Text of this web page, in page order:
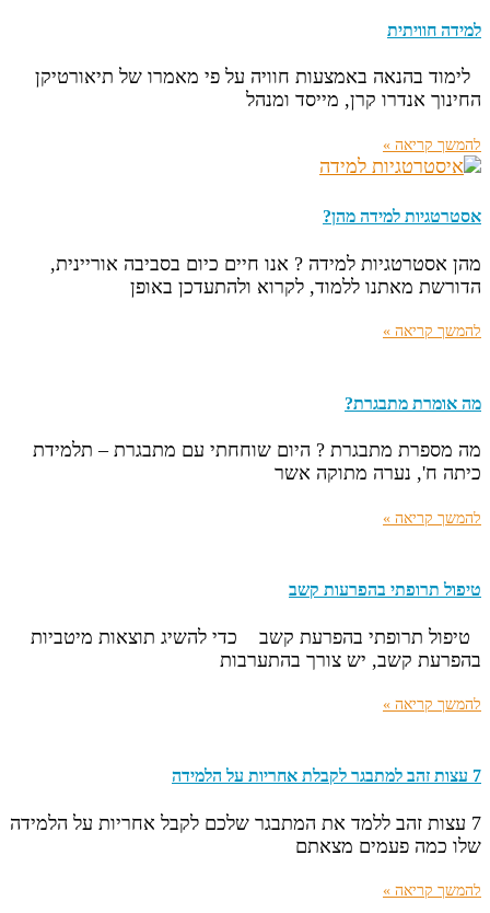
למידה חוויתית
לימוד בהנאה באמצעות חוויה על פי מאמרו של תיאורטיקן
החינוך אנדרו קרן, מייסד ומנהל
להמשך קריאה »
אסטרטגיות למידה מהן?
מהן אסטרטגיות למידה ? אנו חיים כיום בסביבה אוריינית,
הדורשת מאתנו ללמוד, לקרוא ולהתעדכן באופן
להמשך קריאה »
מה אומרת מתבגרת?
מה מספרת מתבגרת ? היום שוחחתי עם מתבגרת – תלמידת
כיתה ח', נערה מתוקה אשר
להמשך קריאה »
טיפול תרופתי בהפרעות קשב
טיפול תרופתי בהפרעת קשב כדי להשיג תוצאות מיטביות
בהפרעת קשב, יש צורך בהתערבות
להמשך קריאה »
7 עצות זהב למתבגר לקבלת אחריות על הלמידה
7 עצות זהב ללמד את המתבגר שלכם לקבל אחריות על הלמידה
שלו כמה פעמים מצאתם
להמשך קריאה »